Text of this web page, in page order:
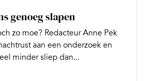
genoeg slapen
zo moe? Redacteur Anne Pek
aan een onderzoek en
minder sliep dan...